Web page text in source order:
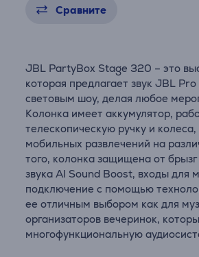
Сравните
JBL PartyBox Stage 320 – это
которая предлагает звук JBL
световым шоу, делая любое
Колонка имеет аккумулятор,
телескопическую ручку и
мобильных развлечений на
того, колонка защищена от
звука AI Sound Boost, входы для
подключение с помощью
ее отличным выбором как для
организаторов вечеринок,
многофункциональную